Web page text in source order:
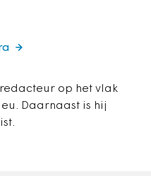
op het vlak
Daarnaast is hij